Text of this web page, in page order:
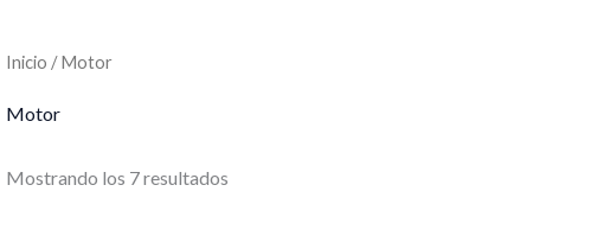
Inicio / Motor
Motor
Mostrando los 7 resultados